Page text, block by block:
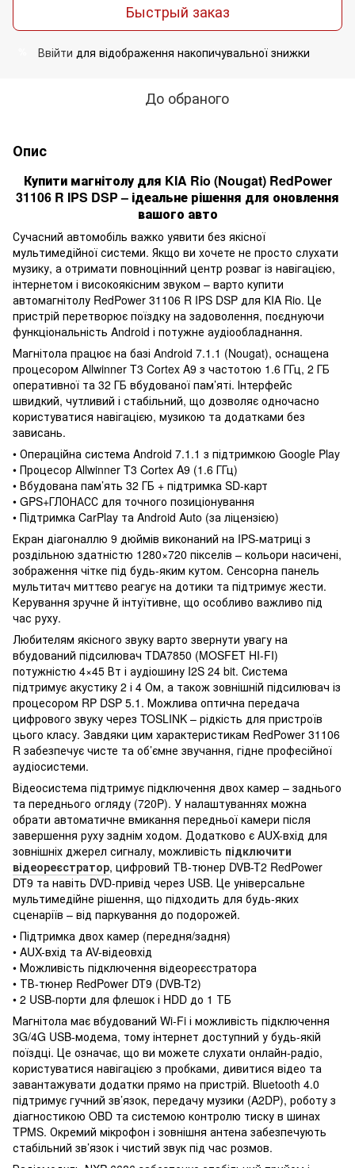
Быстрый заказ
Ввійти для відображення накопичувальної знижки
До обраного
Опис
Купити магнітолу для KIA Rio (Nougat) RedPower
31106 R IPS DSP – ідеальне рішення для оновлення
вашого авто
Сучасний автомобіль важко уявити без якісної
мультимедійної системи. Якщо ви хочете не просто слухати
музику, а отримати повноцінний центр розваг із навігацією,
інтернетом і високоякісним звуком – варто купити
автомагнітолу RedPower 31106 R IPS DSP для KIA Rio. Це
пристрій перетворює поїздку на задоволення, поєднуючи
функціональність Android і потужне аудіообладнання.
Магнітола працює на базі Android 7.1.1 (Nougat), оснащена
процесором Allwinner T3 Cortex A9 з частотою 1.6 ГГц, 2 ГБ
оперативної та 32 ГБ вбудованої пам’яті. Інтерфейс
швидкий, чутливий і стабільний, що дозволяє одночасно
користуватися навігацією, музикою та додатками без
зависань.
• Операційна система Android 7.1.1 з підтримкою Google Play
• Процесор Allwinner T3 Cortex A9 (1.6 ГГц)
• Вбудована пам’ять 32 ГБ + підтримка SD-карт
• GPS+ГЛОНАСС для точного позиціонування
• Підтримка CarPlay та Android Auto (за ліцензією)
Екран діагоналлю 9 дюймів виконаний на IPS-матриці з
роздільною здатністю 1280×720 пікселів – кольори насичені,
зображення чітке під будь-яким кутом. Сенсорна панель
мультитач миттєво реагує на дотики та підтримує жести.
Керування зручне й інтуїтивне, що особливо важливо під
час руху.
Любителям якісного звуку варто звернути увагу на
вбудований підсилювач TDA7850 (MOSFET HI-FI)
потужністю 4×45 Вт і аудіошину I2S 24 bit. Система
підтримує акустику 2 і 4 Ом, а також зовнішній підсилювач із
процесором RP DSP 5.1. Можлива оптична передача
цифрового звуку через TOSLINK – рідкість для пристроїв
цього класу. Завдяки цим характеристикам RedPower 31106
R забезпечує чисте та об’ємне звучання, гідне професійної
аудіосистеми.
Відеосистема підтримує підключення двох камер – заднього
та переднього огляду (720P). У налаштуваннях можна
обрати автоматичне вмикання передньої камери після
завершення руху заднім ходом. Додатково є AUX-вхід для
зовнішніх джерел сигналу, можливість підключити
відеореєстратор, цифровий ТВ-тюнер DVB-T2 RedPower
DT9 та навіть DVD-привід через USB. Це універсальне
мультимедійне рішення, що підходить для будь-яких
сценаріїв – від паркування до подорожей.
• Підтримка двох камер (передня/задня)
• AUX-вхід та AV-відеовхід
• Можливість підключення відеореєстратора
• ТВ-тюнер RedPower DT9 (DVB-T2)
• 2 USB-порти для флешок і HDD до 1 ТБ
Магнітола має вбудований Wi-Fi і можливість підключення
3G/4G USB-модема, тому інтернет доступний у будь-якій
поїздці. Це означає, що ви можете слухати онлайн-радіо,
користуватися навігацією з пробками, дивитися відео та
завантажувати додатки прямо на пристрій. Bluetooth 4.0
підтримує гучний зв’язок, передачу музики (A2DP), роботу з
діагностикою OBD та системою контролю тиску в шинах
TPMS. Окремий мікрофон і зовнішня антена забезпечують
стабільний зв’язок і чистий звук під час розмов.